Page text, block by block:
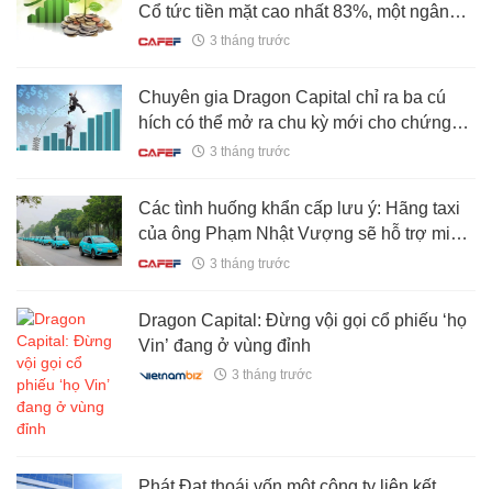
Cổ tức tiền mặt cao nhất 83%, một ngân
hàng chi gần 5.000 tỷ đồng trả cổ tức
3 tháng trước
Chuyên gia Dragon Capital chỉ ra ba cú
hích có thể mở ra chu kỳ mới cho chứng
khoán Việt Nam
3 tháng trước
Các tình huống khẩn cấp lưu ý: Hãng taxi
của ông Phạm Nhật Vượng sẽ hỗ trợ miễn
phí cho các trường hợp sau
3 tháng trước
Dragon Capital: Đừng vội gọi cổ phiếu ‘họ
Vin’ đang ở vùng đỉnh
3 tháng trước